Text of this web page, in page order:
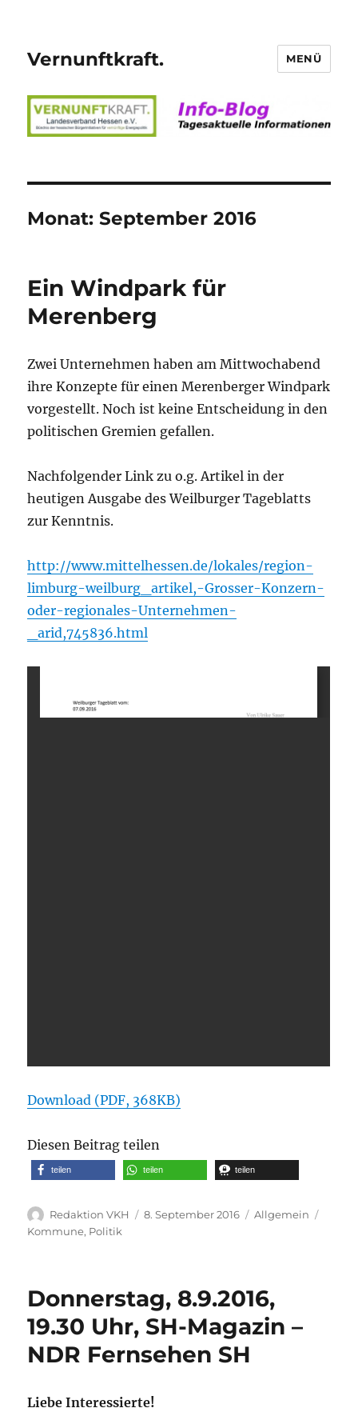
Vernunftkraft. MENÜ
Monat:September 2016
Ein Windpark für
Merenberg
Zwei Unternehmen haben am Mittwochabend
ihre Konzepte für einen Merenberger Windpark
vorgestellt. Noch ist keine Entscheidung in den
politischen Gremien gefallen.
Nachfolgender Link zu o.g. Artikel in der
heutigen Ausgabe des Weilburger Tageblatts
zur Kenntnis.
http://www.mittelhessen.de/lokales/region-
limburg-weilburg_artikel,-Grosser-Konzern-
oder-regionales-Unternehmen-
_arid,745836.html
Download (PDF, 368KB)
Diesen Beitrag teilen
teilen teilen teilen
Autor
Redaktion VKH
Veröffentlicht
8. September 2016 Kategorien
Allgemein
Kommune, Politik
Donnerstag, 8.9.2016,
19.30 Uhr, SH-Magazin –
NDR Fernsehen SH
Liebe Interessierte!